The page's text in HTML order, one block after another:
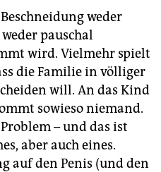
weder
pauschal
wird. Vielmehr spielt
die Familie in völliger
will. An das Kind
sowieso niemand.
– und das ist
aber auch eines.
auf den Penis (und den